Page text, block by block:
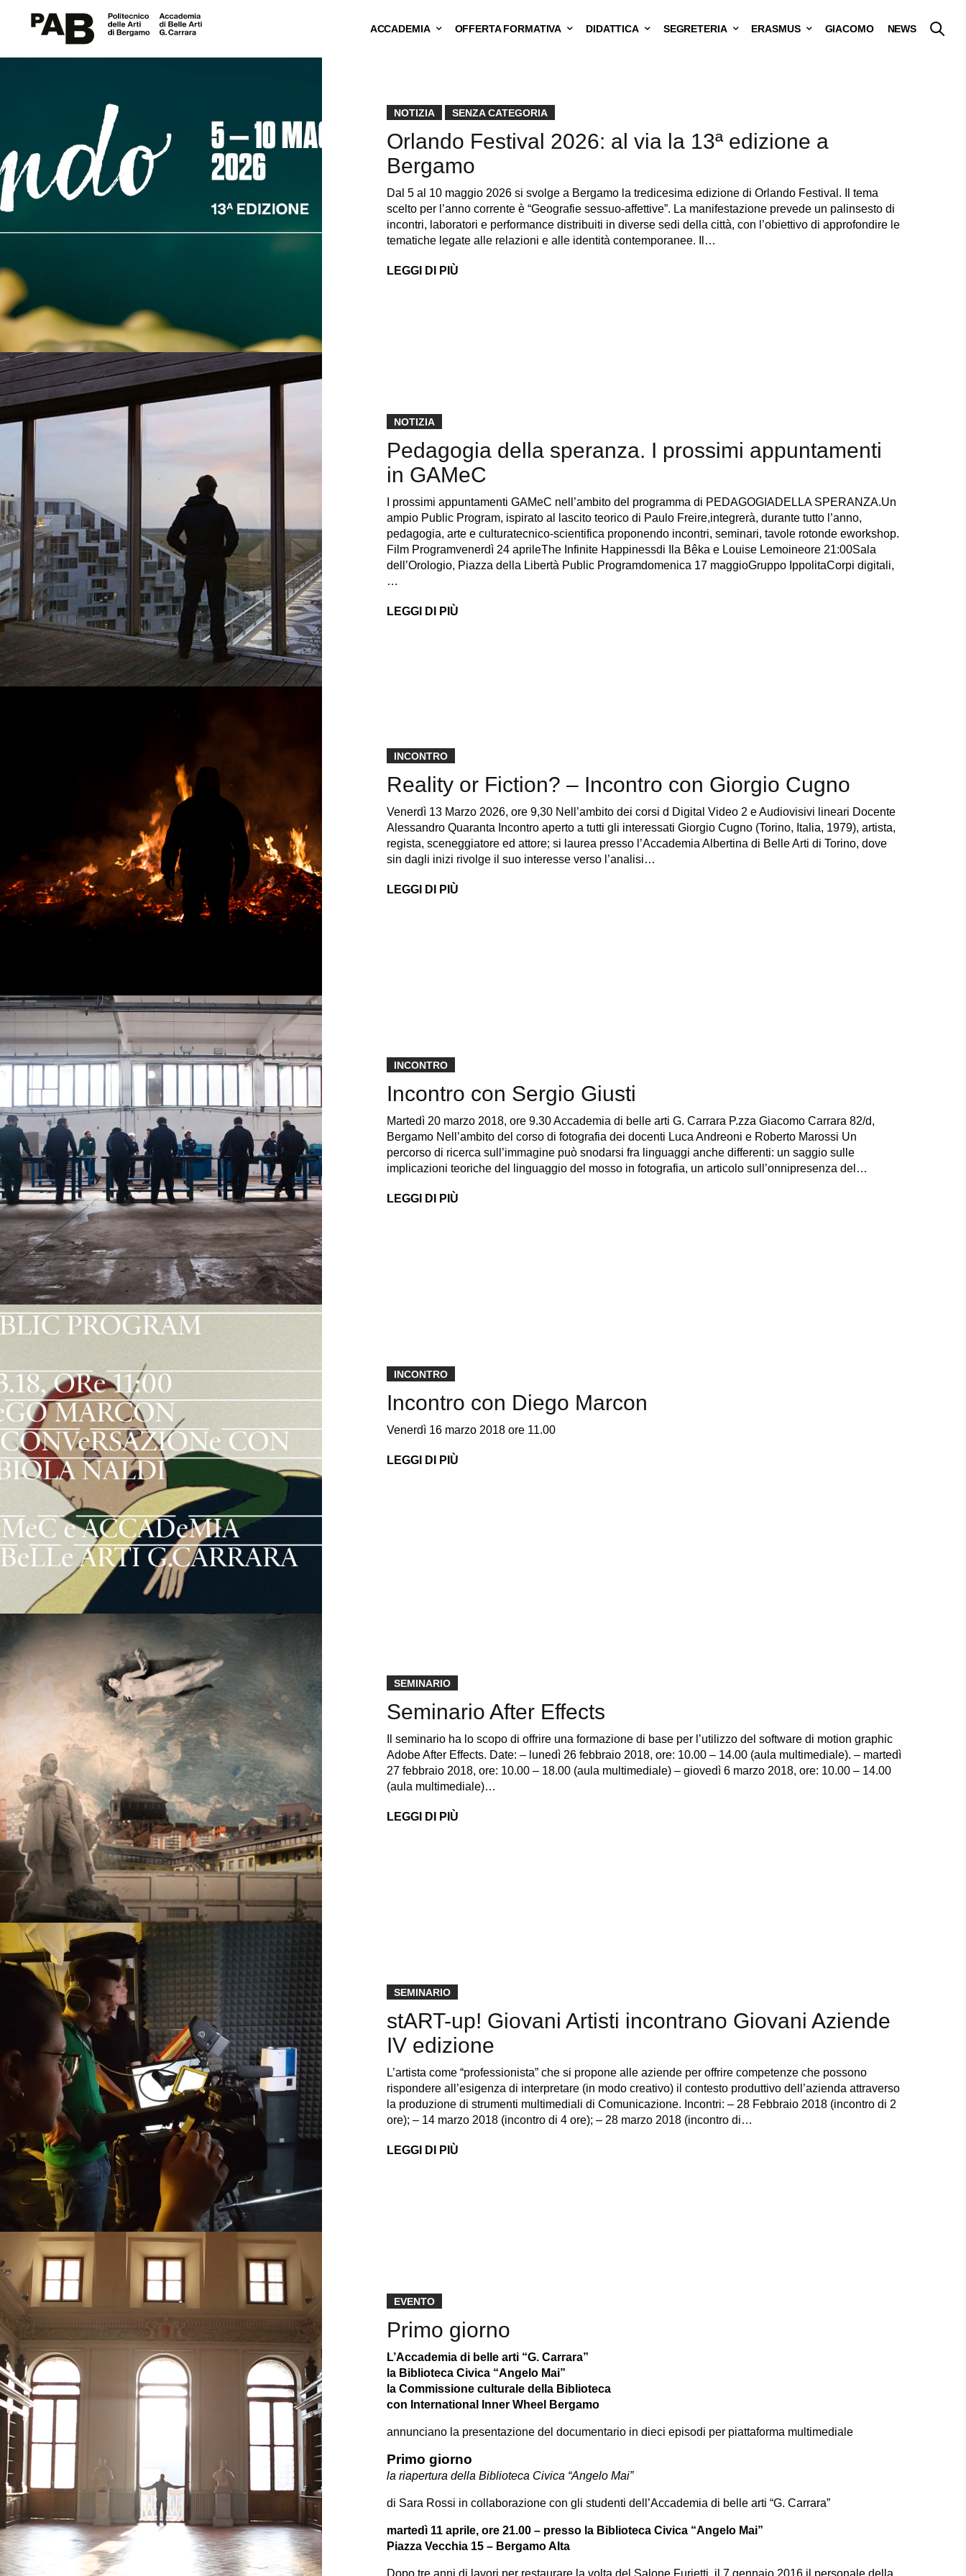
ACCADEMIA OFFERTA FORMATIVA DIDATTICA SEGRETERIA ERASMUS GIACOMO NEWS
NOTIZIA SENZA CATEGORIA
Orlando Festival 2026: al via la 13ª edizione a
Bergamo
Dal 5 al 10 maggio 2026 si svolge a Bergamo la tredicesima edizione di Orlando Festival. Il tema
scelto per l’anno corrente è “Geografie sessuo-affettive”. La manifestazione prevede un palinsesto di
incontri, laboratori e performance distribuiti in diverse sedi della città, con l’obiettivo di approfondire le
tematiche legate alle relazioni e alle identità contemporanee. Il…
LEGGI DI PIÙ
NOTIZIA
Pedagogia della speranza. I prossimi appuntamenti
in GAMeC
I prossimi appuntamenti GAMeC nell’ambito del programma di PEDAGOGIADELLA SPERANZA.Un
ampio Public Program, ispirato al lascito teorico di Paulo Freire,integrerà, durante tutto l’anno,
pedagogia, arte e culturatecnico-scientifica proponendo incontri, seminari, tavole rotonde eworkshop.
Film Programvenerdì 24 aprileThe Infinite Happinessdi Ila Bêka e Louise Lemoineore 21:00Sala
dell’Orologio, Piazza della Libertà Public Programdomenica 17 maggioGruppo IppolitaCorpi digitali,
…
LEGGI DI PIÙ
INCONTRO
Reality or Fiction? – Incontro con Giorgio Cugno
Venerdì 13 Marzo 2026, ore 9,30 Nell’ambito dei corsi d Digital Video 2 e Audiovisivi lineari Docente
Alessandro Quaranta Incontro aperto a tutti gli interessati Giorgio Cugno (Torino, Italia, 1979), artista,
regista, sceneggiatore ed attore; si laurea presso l’Accademia Albertina di Belle Arti di Torino, dove
sin dagli inizi rivolge il suo interesse verso l’analisi…
LEGGI DI PIÙ
INCONTRO
Incontro con Sergio Giusti
Martedì 20 marzo 2018, ore 9.30 Accademia di belle arti G. Carrara P.zza Giacomo Carrara 82/d,
Bergamo Nell’ambito del corso di fotografia dei docenti Luca Andreoni e Roberto Marossi Un
percorso di ricerca sull’immagine può snodarsi fra linguaggi anche differenti: un saggio sulle
implicazioni teoriche del linguaggio del mosso in fotografia, un articolo sull’onnipresenza del…
LEGGI DI PIÙ
INCONTRO
Incontro con Diego Marcon
Venerdì 16 marzo 2018 ore 11.00
LEGGI DI PIÙ
SEMINARIO
Seminario After Effects
Il seminario ha lo scopo di offrire una formazione di base per l’utilizzo del software di motion graphic
Adobe After Effects. Date: – lunedì 26 febbraio 2018, ore: 10.00 – 14.00 (aula multimediale). – martedì
27 febbraio 2018, ore: 10.00 – 18.00 (aula multimediale) – giovedì 6 marzo 2018, ore: 10.00 – 14.00
(aula multimediale)…
LEGGI DI PIÙ
SEMINARIO
stART-up! Giovani Artisti incontrano Giovani Aziende
IV edizione
L’artista come “professionista” che si propone alle aziende per offrire competenze che possono
rispondere all’esigenza di interpretare (in modo creativo) il contesto produttivo dell’azienda attraverso
la produzione di strumenti multimediali di Comunicazione. Incontri: – 28 Febbraio 2018 (incontro di 2
ore); – 14 marzo 2018 (incontro di 4 ore); – 28 marzo 2018 (incontro di…
LEGGI DI PIÙ
EVENTO
Primo giorno
L’Accademia di belle arti “G. Carrara”
la Biblioteca Civica “Angelo Mai”
la Commissione culturale della Biblioteca
con International Inner Wheel Bergamo
annunciano la presentazione del documentario in dieci episodi per piattaforma multimediale
Primo giorno
la riapertura della Biblioteca Civica “Angelo Mai”
di Sara Rossi in collaborazione con gli studenti dell’Accademia di belle arti “G. Carrara”
martedì 11 aprile, ore 21.00 – presso la Biblioteca Civica “Angelo Mai”
Piazza Vecchia 15 – Bergamo Alta
Dopo tre anni di lavori per restaurare la volta del Salone Furietti, il 7 gennaio 2016 il personale della